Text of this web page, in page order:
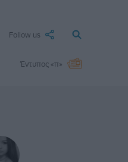
Follow us
Έντυπος «π»